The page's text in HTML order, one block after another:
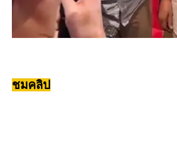
ชมคลิป